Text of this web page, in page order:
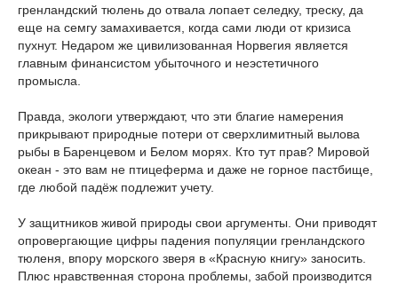
гренландский тюлень до отвала лопает селедку, треску, да
еще на семгу замахивается, когда сами люди от кризиса
пухнут. Недаром же цивилизованная Норвегия является
главным финансистом убыточного и неэстетичного
промысла.
Правда, экологи утверждают, что эти благие намерения
прикрывают природные потери от сверхлимитный вылова
рыбы в Баренцевом и Белом морях. Кто тут прав? Мировой
океан - это вам не птицеферма и даже не горное пастбище,
где любой падёж подлежит учету.
У защитников живой природы свои аргументы. Они приводят
опровергающие цифры падения популяции гренландского
тюленя, впору морского зверя в «Красную книгу» заносить.
Плюс нравственная сторона проблемы, забой производится